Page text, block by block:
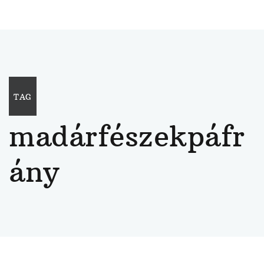
TAG
madárfészekpáfr
ány